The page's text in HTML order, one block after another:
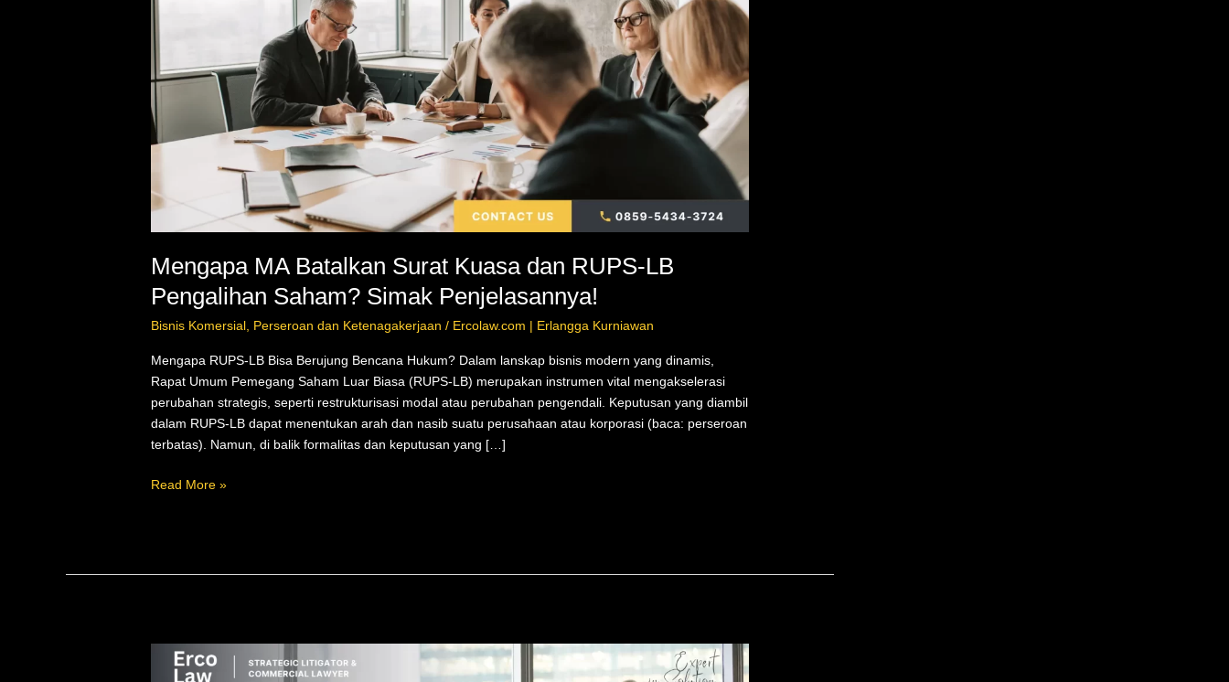
Mengapa MA Batalkan Surat Kuasa dan RUPS-LB
Pengalihan Saham? Simak Penjelasannya!
Bisnis Komersial, Perseroan dan Ketenagakerjaan / Ercolaw.com | Erlangga Kurniawan
Mengapa RUPS-LB Bisa Berujung Bencana Hukum? Dalam lanskap bisnis modern yang dinamis,
Rapat Umum Pemegang Saham Luar Biasa (RUPS-LB) merupakan instrumen vital mengakselerasi
perubahan strategis, seperti restrukturisasi modal atau perubahan pengendali. Keputusan yang diambil
dalam RUPS-LB dapat menentukan arah dan nasib suatu perusahaan atau korporasi (baca: perseroan
terbatas). Namun, di balik formalitas dan keputusan yang […]
LB
Pengalihan
Saham?
Simak
Penjelasannya!
Read More »
Pemberhentian
Direksi